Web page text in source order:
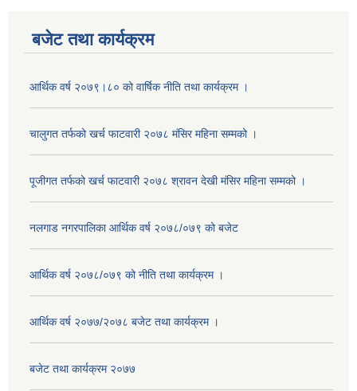
बजेट तथा कार्यक्रम
आर्थिक वर्ष २०७९।८० को वार्षिक नीति तथा कार्यक्रम ।
चालुगत तर्फको खर्च फाटवारी २०७८ मंसिर महिना सम्मको ।
पूजीगत तर्फको खर्च फाटवारी २०७८ श्रावन देखी मंसिर महिना सम्मको ।
नलगाड नगरपालिका आर्थिक वर्ष २०७८/०७९ को बजेट
आर्थिक वर्ष २०७८/०७९ को नीति तथा कार्यक्रम ।
आर्थिक वर्ष २०७७/२०७८ बजेट तथा कार्यक्रम ।
बजेट तथा कार्यक्रम २०७७